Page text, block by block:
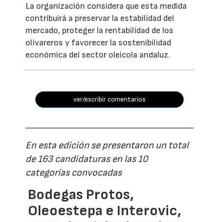
La organización considera que esta medida
contribuirá a preservar la estabilidad del
mercado, proteger la rentabilidad de los
olivareros y favorecer la sostenibilidad
económica del sector oleícola andaluz.
ver/escribir comentarios
En esta edición se presentaron un total
de 163 candidaturas en las 10
categorías convocadas
Bodegas Protos,
Oleoestepa e Interovic,